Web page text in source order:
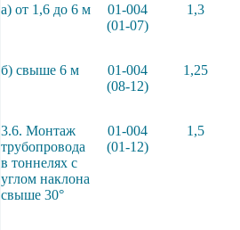
а) от 1,6 до 6 м
01-004
(01-07)
1,3
б) свыше 6 м
01-004
(08-12)
1,25
3.6. Монтаж
трубопровода
в тоннелях с
углом наклона
свыше 30°
01-004
(01-12)
1,5